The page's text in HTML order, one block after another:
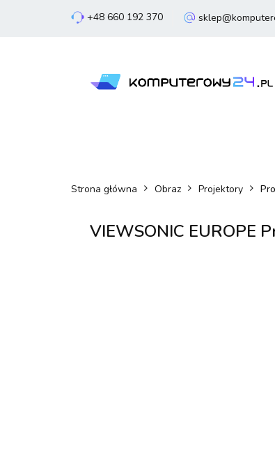
+48 660 192 370 Laptopy
Smartfony
Strona główna Obraz Projektory
VIEWSONIC EUROPE